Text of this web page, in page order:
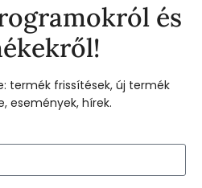
és
termék frissítések, új termék
események, hírek.